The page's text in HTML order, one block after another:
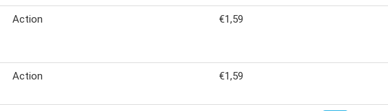
Action €1,59
Action €1,59